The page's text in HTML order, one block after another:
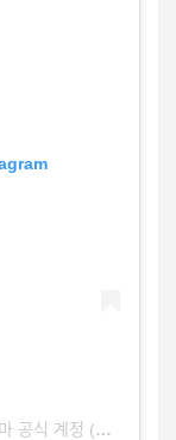
Una publicación compartida de tvN 드라마 공식 계정 (@tvndrama.official)